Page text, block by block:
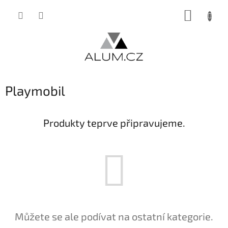
Playmobil
Produkty teprve připravujeme.
Můžete se ale podívat na ostatní kategorie.